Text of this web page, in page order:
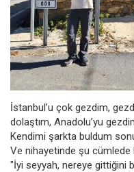
İstanbul’u çok gezdim,
dolaştım, Anadolu’yu
Kendimi şarkta buldum
Ve nihayetinde şu
"İyi seyyah, nereye gittiğini